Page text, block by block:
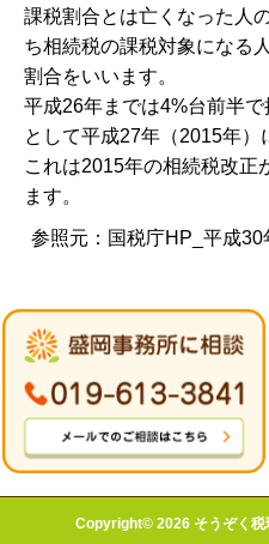
課税割合とは亡くなった人
ち相続税の課税対象になる
割合をいいます。
平成26年までは4%台前半
として平成27年（2015年）
これは2015年の相続税改正
ます。
参照元：国税庁HP_平成
Copyright© 2026 そうぞく